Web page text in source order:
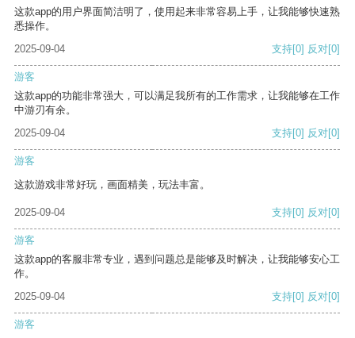
这款app的用户界面简洁明了，使用起来非常容易上手，让我能够快速熟
悉操作。
2025-09-04
支持[0] 反对[0]
游客
这款app的功能非常强大，可以满足我所有的工作需求，让我能够在工作
中游刃有余。
2025-09-04
支持[0] 反对[0]
游客
这款游戏非常好玩，画面精美，玩法丰富。
2025-09-04 支持[0] 反对[0]
游客
这款app的客服非常专业，遇到问题总是能够及时解决，让我能够安心工
作。
2025-09-04
支持[0] 反对[0]
游客